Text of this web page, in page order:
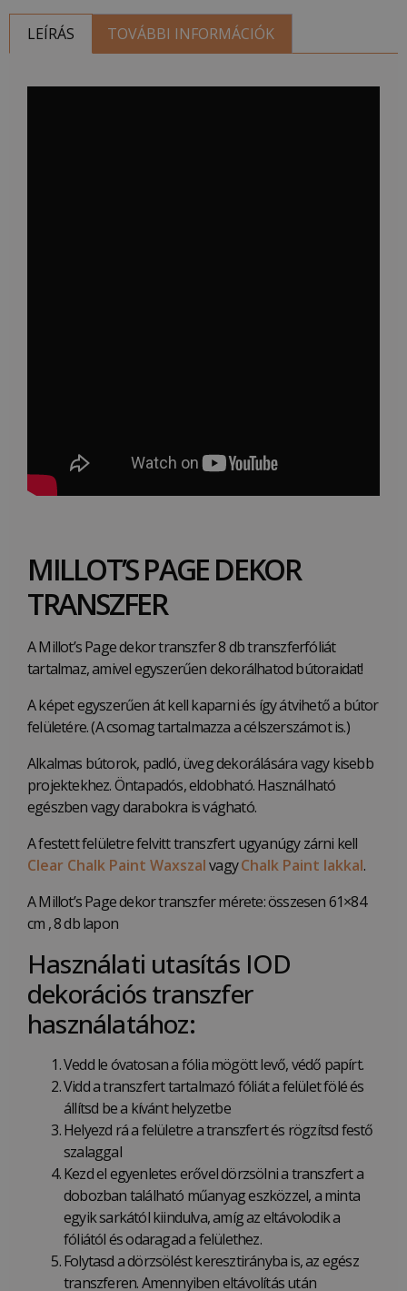
LEÍRÁS TOVÁBBI INFORMÁCIÓK
MILLOT’S PAGE DEKOR
TRANSZFER
A Millot’s Page dekor transzfer 8 db transzferfóliát
tartalmaz, amivel egyszerűen dekorálhatod bútoraidat!
A képet egyszerűen át kell kaparni és így átvihető a bútor
felületére. (A csomag tartalmazza a célszerszámot is.)
Alkalmas bútorok, padló, üveg dekorálására vagy kisebb
projektekhez. Öntapadós, eldobható. Használható
egészben vagy darabokra is vágható.
A festett felületre felvitt transzfert ugyanúgy zárni kell
Clear Chalk Paint WaxszalvagyChalk Paint lakkal.
A Millot’s Page dekor transzfer mérete: összesen 61×84
cm , 8 db lapon
Használati utasítás IOD
dekorációs transzfer
használatához:
Vedd le óvatosan a fólia mögött levő, védő papírt.
Vidd a transzfert tartalmazó fóliát a felület fölé és
állítsd be a kívánt helyzetbe
Helyezd rá a felületre a transzfert és rögzítsd festő
szalaggal
Kezd el egyenletes erővel dörzsölni a transzfert a
dobozban található műanyag eszközzel, a minta
egyik sarkától kiindulva, amíg az eltávolodik a
fóliától és odaragad a felülethez.
Folytasd a dörzsölést keresztirányba is, az egész
transzferen. Amennyiben eltávolítás után